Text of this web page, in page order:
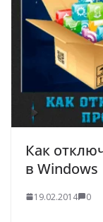
Как
в Windows
19.02.2014 0